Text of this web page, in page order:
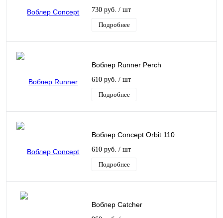
730 руб. / шт
Подробнее
Воблер Runner Perch
610 руб. / шт
Подробнее
Воблер Concept Orbit 110
610 руб. / шт
Подробнее
Воблер Catcher